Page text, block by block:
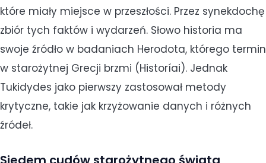
które miały miejsce w przeszłości. Przez synekdochę
zbiór tych faktów i wydarzeń. Słowo historia ma
swoje źródło w badaniach Herodota, którego termin
w starożytnej Grecji brzmi (Historíai). Jednak
Tukidydes jako pierwszy zastosował metody
krytyczne, takie jak krzyżowanie danych i różnych
źródeł.